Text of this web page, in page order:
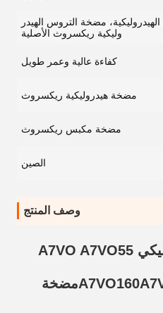
مضخة التروس الهيدر
وليكية ريكسروث الأصلية
كفاءة عالية وعمر طويل
مضخة هيدروليكية ريكسروث
مضخة مكبس ريكسروث
الصين
وصف المنتج
مضخة المكبس الهيدروليكي A7VO A7VO55
A7VO160مضخة